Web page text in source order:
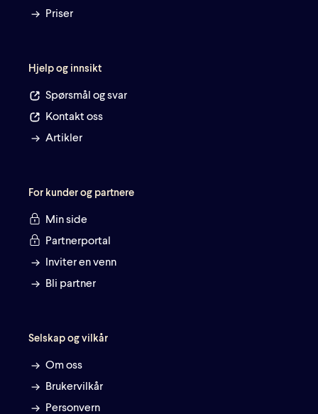
Priser
Hjelp og innsikt
Spørsmål og svar
Kontakt oss
Artikler
For kunder og partnere
Min side
Partnerportal
Inviter en venn
Bli partner
Selskap og vilkår
Om oss
Brukervilkår
Personvern